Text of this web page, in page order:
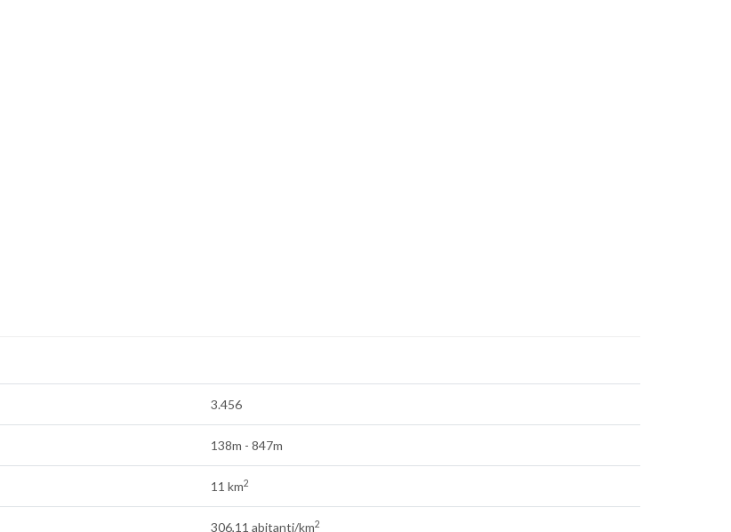
3.456
138m - 847m
11 km2
306,11 abitanti/km2